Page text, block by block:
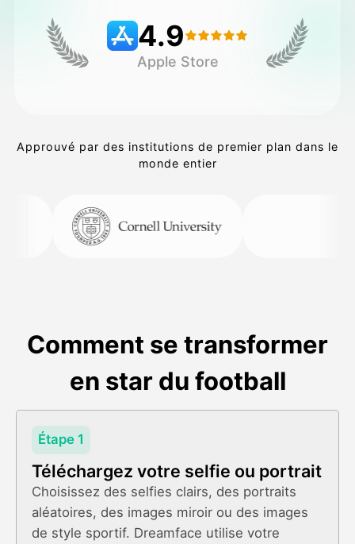
4.9
Apple Store
Approuvé par des institutions de premier plan dans le
monde entier
Comment se transformer
en star du football
Étape 1
Téléchargez votre selfie ou portrait
Choisissez des selfies clairs, des portraits
aléatoires, des images miroir ou des images
de style sportif. Dreamface utilise votre